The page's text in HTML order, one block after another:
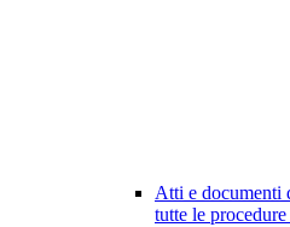
Atti e documenti
tutte le procedure